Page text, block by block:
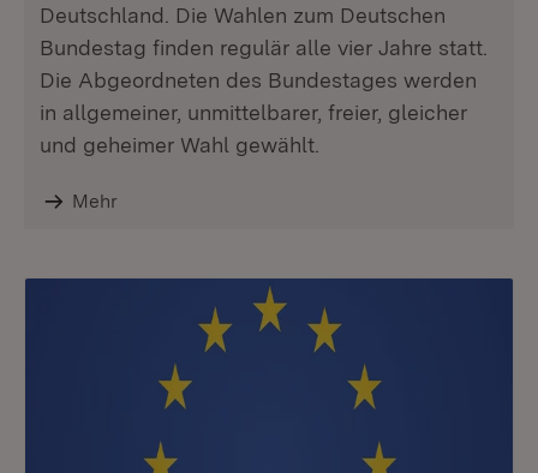
Deutschland. Die Wahlen zum Deutschen
Bundestag finden regulär alle vier Jahre statt.
Die Abgeordneten des Bundestages werden
in allgemeiner, unmittelbarer, freier, gleicher
und geheimer Wahl gewählt.
Mehr